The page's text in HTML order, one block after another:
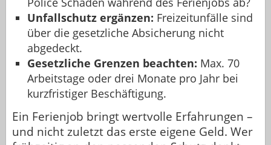
Unfallschutz ergänzen: Freizeitunfälle sind
über die gesetzliche Absicherung nicht
abgedeckt.
Gesetzliche Grenzen beachten: Max. 70
Arbeitstage oder drei Monate pro Jahr bei
kurzfristiger Beschäftigung.
Ein Ferienjob bringt wertvolle Erfahrungen –
und nicht zuletzt das erste eigene Geld. Wer